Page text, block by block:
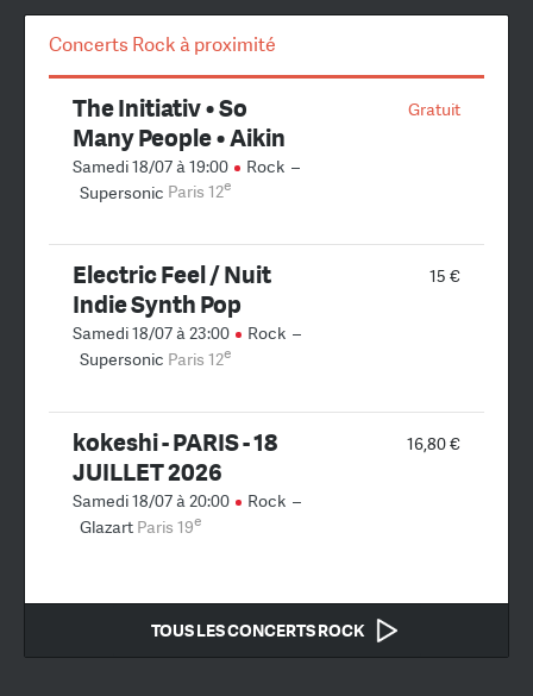
Concerts Rock à proximité
Gratuit
The Initiativ • So
Many People • Aikin
Samedi 18/07 à 19:00 Rock –
Supersonic Paris 12e
15 €
Electric Feel / Nuit
Indie Synth Pop
Samedi 18/07 à 23:00 Rock –
Supersonic Paris 12e
16,80 €
kokeshi - PARIS - 18
JUILLET 2026
Samedi 18/07 à 20:00 Rock –
Glazart Paris 19e
TOUS LES CONCERTS ROCK